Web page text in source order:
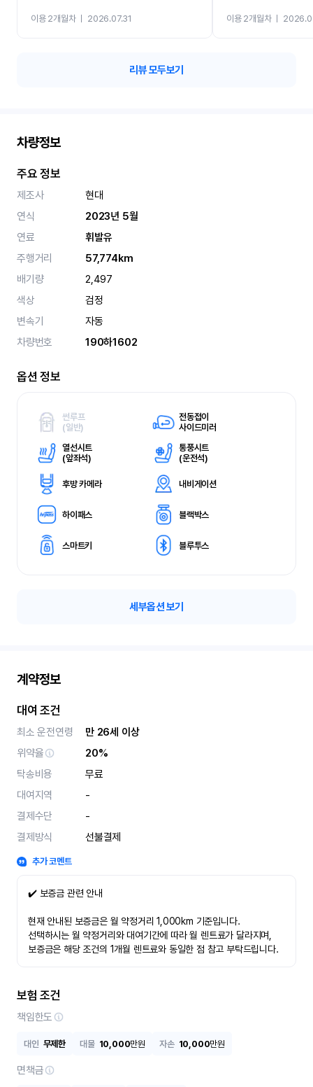
이용 2개월차ㅣ 2026.07.31
카 렌트 고민없이 강추합
이용 2개월차ㅣ
리뷰 모두보기
차량정보
주요 정보
제조사
현대
연식
2023년 5월
연료
휘발유
주행거리
57,774km
배기량
2,497
색상
검정
변속기
자동
차량번호
190하1602
옵션 정보
썬루프
(일반)
전동접이
사이드미러
열선시트
(앞좌석)
통풍시트
(운전석)
후방 카메라 내비게이션
하이패스 블랙박스
스마트키 블루투스
세부옵션 보기
계약정보
대여 조건
최소 운전연령
만 26세 이상
위약율
20%
탁송비용
무료
대여지역
-
결제수단
-
결제방식
선불결제
추가 코멘트
✔️ 보증금 관련 안내
현재 안내된 보증금은 월 약정거리 1,000km 기준입니다.
선택하시는 월 약정거리와 대여기간에 따라 월 렌트료가 달라지며,
보증금은 해당 조건의 1개월 렌트료와 동일한 점 참고 부탁드립니다.
보험 조건
책임한도
대인 무제한 대물 10,000만원 자손 10,000만원
면책금